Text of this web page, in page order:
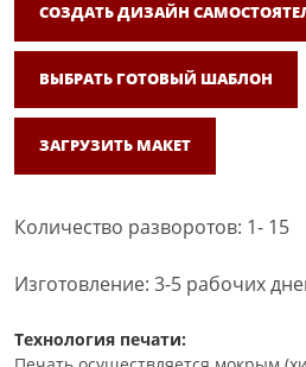
СОЗДАТЬ ДИЗАЙН
ВЫБРАТЬ ГОТОВЫЙ ШАБЛОН
ЗАГРУЗИТЬ МАКЕТ
Количество разворотов: 1- 15
Изготовление: 3-5 рабочих
Технология печати: